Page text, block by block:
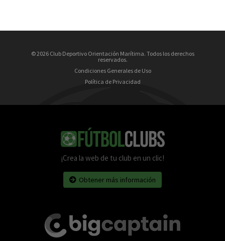
© 2026 Club Deportivo Orientación Marítima. Todos los derechos
reservados.
Condiciones Generales de Uso
Política de Privacidad
¡Crea la web de tu club en un clic!
Obtener más información